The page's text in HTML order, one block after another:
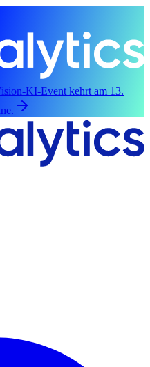
KI-Event kehrt am 13.